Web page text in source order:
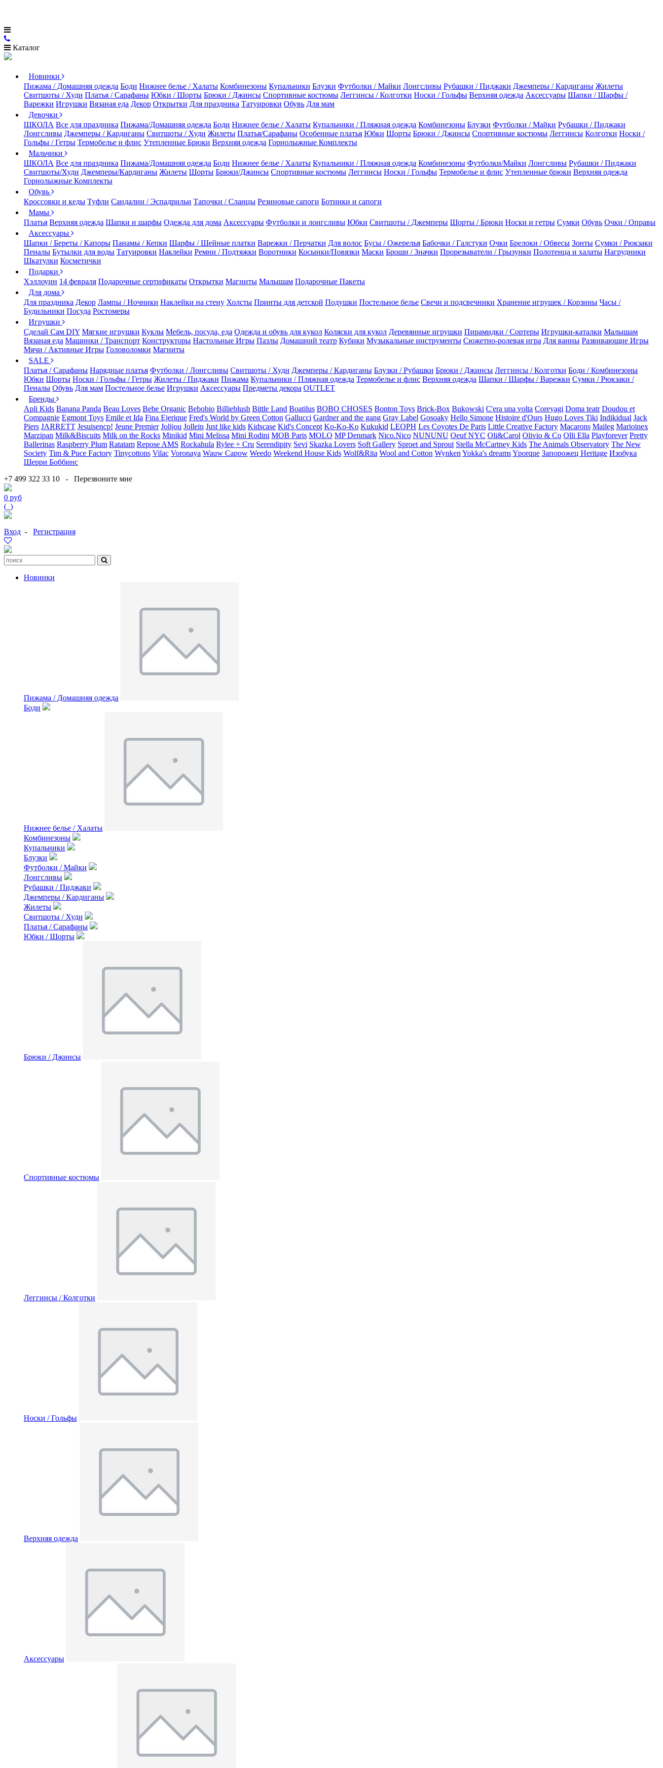
Каталог
Новинки
Пижама / Домашняя одежда Боди Нижнее белье / Халаты Комбинезоны Купальники Блузки Футболки / Майки Лонгсливы Рубашки / Пиджаки Джемперы / Кардиганы Жилеты
Свитшоты / Худи Платья / Сарафаны Юбки / Шорты Брюки / Джинсы Спортивные костюмы Леггинсы / Колготки Носки / Гольфы Верхняя одежда Аксессуары Шапки / Шарфы /
Варежки Игрушки Вязаная еда Декор Открытки Для праздника Татуировки Обувь Для мам
Девочки
ШКОЛА Все для праздника Пижама/Домашняя одежда Боди Нижнее белье / Халаты Купальники / Пляжная одежда Комбинезоны Блузки Футболки / Майки Рубашки / Пиджаки
Лонгсливы Джемперы / Кардиганы Свитшоты / Худи Жилеты Платья/Сарафаны Особенные платья Юбки Шорты Брюки / Джинсы Спортивные костюмы Леггинсы Колготки Носки /
Гольфы / Гетры Термобелье и флис Утепленные Брюки Верхняя одежда Горнолыжные Комплекты
Мальчики
ШКОЛА Все для праздника Пижама/Домашняя одежда Боди Нижнее белье / Халаты Купальники / Пляжная одежда Комбинезоны Футболки/Майки Лонгсливы Рубашки / Пиджаки
Свитшоты/Худи Джемперы/Кардиганы Жилеты Шорты Брюки/Джинсы Спортивные костюмы Леггинсы Носки / Гольфы Термобелье и флис Утепленные брюки Верхняя одежда
Горнолыжные Комплекты
Обувь
Кроссовки и кеды Туфли Сандалии / Эспадрильи Тапочки / Сланцы Резиновые сапоги Ботинки и сапоги
Мамы
Платья Верхняя одежда Шапки и шарфы Одежда для дома Аксессуары Футболки и лонгсливы Юбки Свитшоты / Джемперы Шорты / Брюки Носки и гетры Сумки Обувь Очки / Оправы
Аксессуары
Шапки / Береты / Капоры Панамы / Кепки Шарфы / Шейные платки Варежки / Перчатки Для волос Бусы / Ожерелья Бабочки / Галстуки Очки Брелоки / Обвесы Зонты Сумки / Рюкзаки
Пеналы Бутылки для воды Татуировки Наклейки Ремни / Подтяжки Воротники Косынки/Повязки Маски Броши / Значки Прорезыватели / Грызунки Полотенца и халаты Нагрудники
Шкатулки Косметички
Подарки
Хэллоуин 14 февраля Подарочные сертификаты Открытки Магниты Малышам Подарочные Пакеты
Для дома
Для праздника Декор Лампы / Ночники Наклейки на стену Холсты Принты для детской Подушки Постельное белье Свечи и подсвечники Хранение игрушек / Корзины Часы /
Будильники Посуда Ростомеры
Игрушки
Сделай Сам DIY Мягкие игрушки Куклы Мебель, посуда, еда Одежда и обувь для кукол Коляски для кукол Деревянные игрушки Пирамидки / Сортеры Игрушки-каталки Малышам
Вязаная еда Машинки / Транспорт Конструкторы Настольные Игры Пазлы Домашний театр Кубики Музыкальные инструменты Сюжетно-ролевая игра Для ванны Развивающие Игры
Мячи / Активные Игры Головоломки Магниты
SALE
Платья / Сарафаны Нарядные платья Футболки / Лонгсливы Свитшоты / Худи Джемперы / Кардиганы Блузки / Рубашки Брюки / Джинсы Леггинсы / Колготки Боди / Комбинезоны
Юбки Шорты Носки / Гольфы / Гетры Жилеты / Пиджаки Пижама Купальники / Пляжная одежда Термобелье и флис Верхняя одежда Шапки / Шарфы / Варежки Сумки / Рюкзаки /
Пеналы Обувь Для мам Постельное белье Игрушки Аксессуары Предметы декора OUTLET
Бренды
Apli Kids Banana Panda Beau Loves Bebe Organic Bebobio Billieblush Bittle Land Boatilus BOBO CHOSES Bonton Toys Brick-Box Bukowski C'era una volta Coreyagi Doma teatr Doudou et
Compagnie Egmont Toys Emile et Ida Fina Ejerique Fred's World by Green Cotton Gallucci Gardner and the gang Gray Label Gosoaky Hello Simone Histoire d'Ours Hugo Loves Tiki Indikidual Jack
Piers JARRETT Jesuisencp! Jeune Premier Jolijou Jollein Just like kids Kidscase Kid's Concept Ko-Ko-Ko Kukukid LEOPH Les Coyotes De Paris Little Creative Factory Macarons Maileg Marioinex
Marzipan Milk&Biscuits Milk on the Rocks Minikid Mini Melissa Mini Rodini MOB Paris MOLO MP Denmark Nico.Nico NUNUNU Oeuf NYC Oli&Carol Olivio & Co Olli Ella Playforever Pretty
Ballerinas Raspberry Plum Ratatam Repose AMS Rockahula Rylee + Cru Serendipity Sevi Skazka Lovers Soft Gallery Sproet and Sprout Stella McCartney Kids The Animals Observatory The New
Society Tim & Puce Factory Tinycottons Vilac Voronaya Wauw Capow Weedo Weekend House Kids Wolf&Rita Wool and Cotton Wynken Yokka's dreamsYporque Запорожец Heritage Изобука
Шерри Боббинс
+7 499 322 33 10 - Перезвоните мне
0 руб
( )
Вход - Регистрация
Новинки
Пижама / Домашняя одежда
Боди
Нижнее белье / Халаты
Комбинезоны
Купальники
Блузки
Футболки / Майки
Лонгсливы
Рубашки / Пиджаки
Джемперы / Кардиганы
Жилеты
Свитшоты / Худи
Платья / Сарафаны
Юбки / Шорты
Брюки / Джинсы
Спортивные костюмы
Леггинсы / Колготки
Носки / Гольфы
Верхняя одежда
Аксессуары